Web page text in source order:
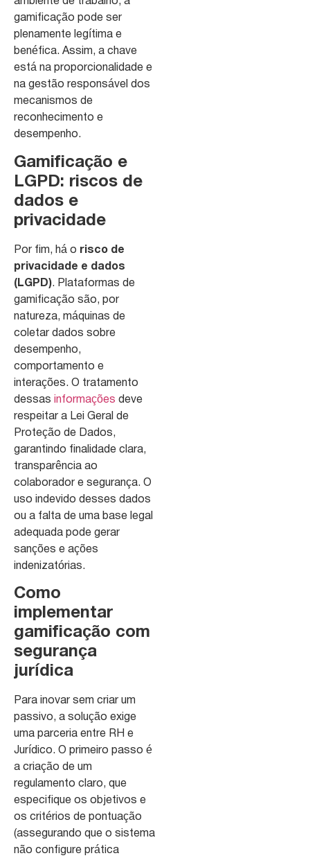
gamificação pode ser
plenamente legítima e
benéfica. Assim, a chave
está na proporcionalidade e
na gestão responsável dos
mecanismos de
reconhecimento e
desempenho.
Gamificação e
LGPD: riscos de
dados e
privacidade
Por fim, há o risco de
privacidade e dados
(LGPD). Plataformas de
gamificação são, por
natureza, máquinas de
coletar dados sobre
desempenho,
comportamento e
interações. O tratamento
dessas informações deve
respeitar a Lei Geral de
Proteção de Dados,
garantindo finalidade clara,
transparência ao
colaborador e segurança. O
uso indevido desses dados
ou a falta de uma base legal
adequada pode gerar
sanções e ações
indenizatórias.
Como
implementar
gamificação com
segurança
jurídica
Para inovar sem criar um
passivo, a solução exige
uma parceria entre RH e
Jurídico. O primeiro passo é
a criação de um
regulamento claro, que
especifique os objetivos e
os critérios de pontuação
(assegurando que o sistema
não configure prática